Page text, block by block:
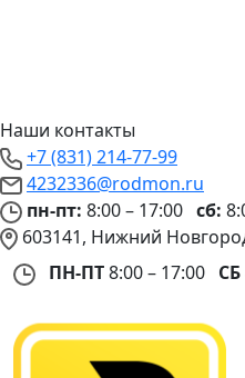
Наши контакты
+7 (831) 214-77-99
4232336@rodmon.ru
пн-пт: 8:00 – 17:00 сб:
603141, Нижний
ПН-ПТ8:00 – 17:00 СБ